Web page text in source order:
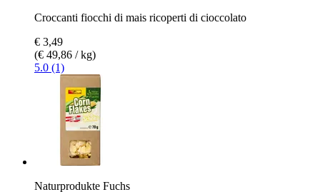
Croccanti fiocchi di mais ricoperti di cioccolato
€ 3,49
(€ 49,86 / kg)
5.0 (1)
Naturprodukte Fuchs